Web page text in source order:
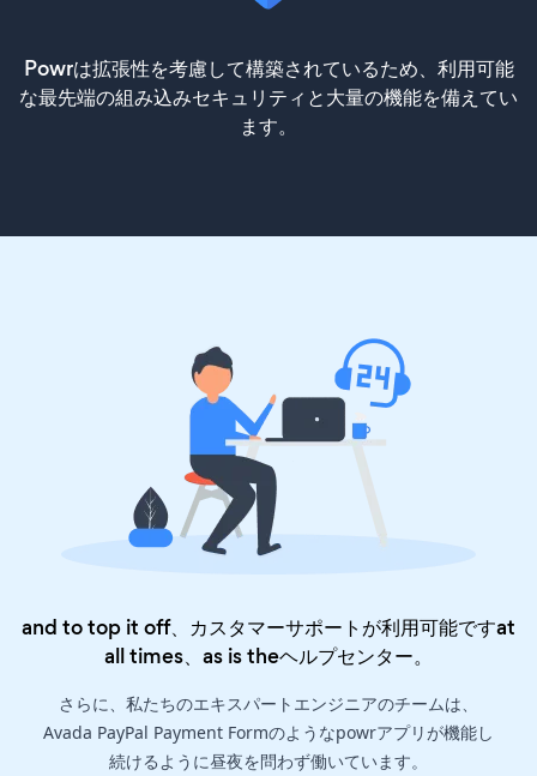
Powrは拡張性を考慮して構築されているため、利用可能
な最先端の組み込みセキュリティと大量の機能を備えてい
ます。
and to top it off、カスタマーサポートが利用可能ですat
all times、as is theヘルプセンター。
さらに、私たちのエキスパートエンジニアのチームは、
Avada PayPal Payment Formのようなpowrアプリが機能し
続けるように昼夜を問わず働いています。